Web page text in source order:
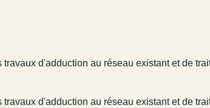
d'adduction au réseau existant et de
d'adduction au réseau existant et de